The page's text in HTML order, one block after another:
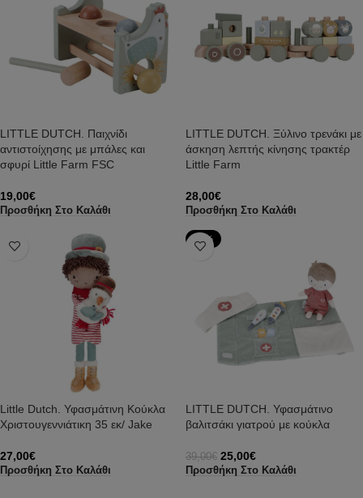
LITTLE DUTCH. Παιχνίδι
αντιστοίχησης με μπάλες και
σφυρί Little Farm FSC
19,00€
Προσθήκη Στο Καλάθι
LITTLE DUTCH. Ξύλινο τρενάκι με
άσκηση λεπτής κίνησης τρακτέρ
Little Farm
28,00€
Προσθήκη Στο Καλάθι
Little Dutch. Υφασμάτινη Κούκλα
Χριστουγεννιάτικη 35 εκ/ Jake
27,00€
Προσθήκη Στο Καλάθι
-36%
LITTLE DUTCH. Υφασμάτινο
βαλιτσάκι γιατρού με κούκλα
39,00€ 25,00€
Προσθήκη Στο Καλάθι